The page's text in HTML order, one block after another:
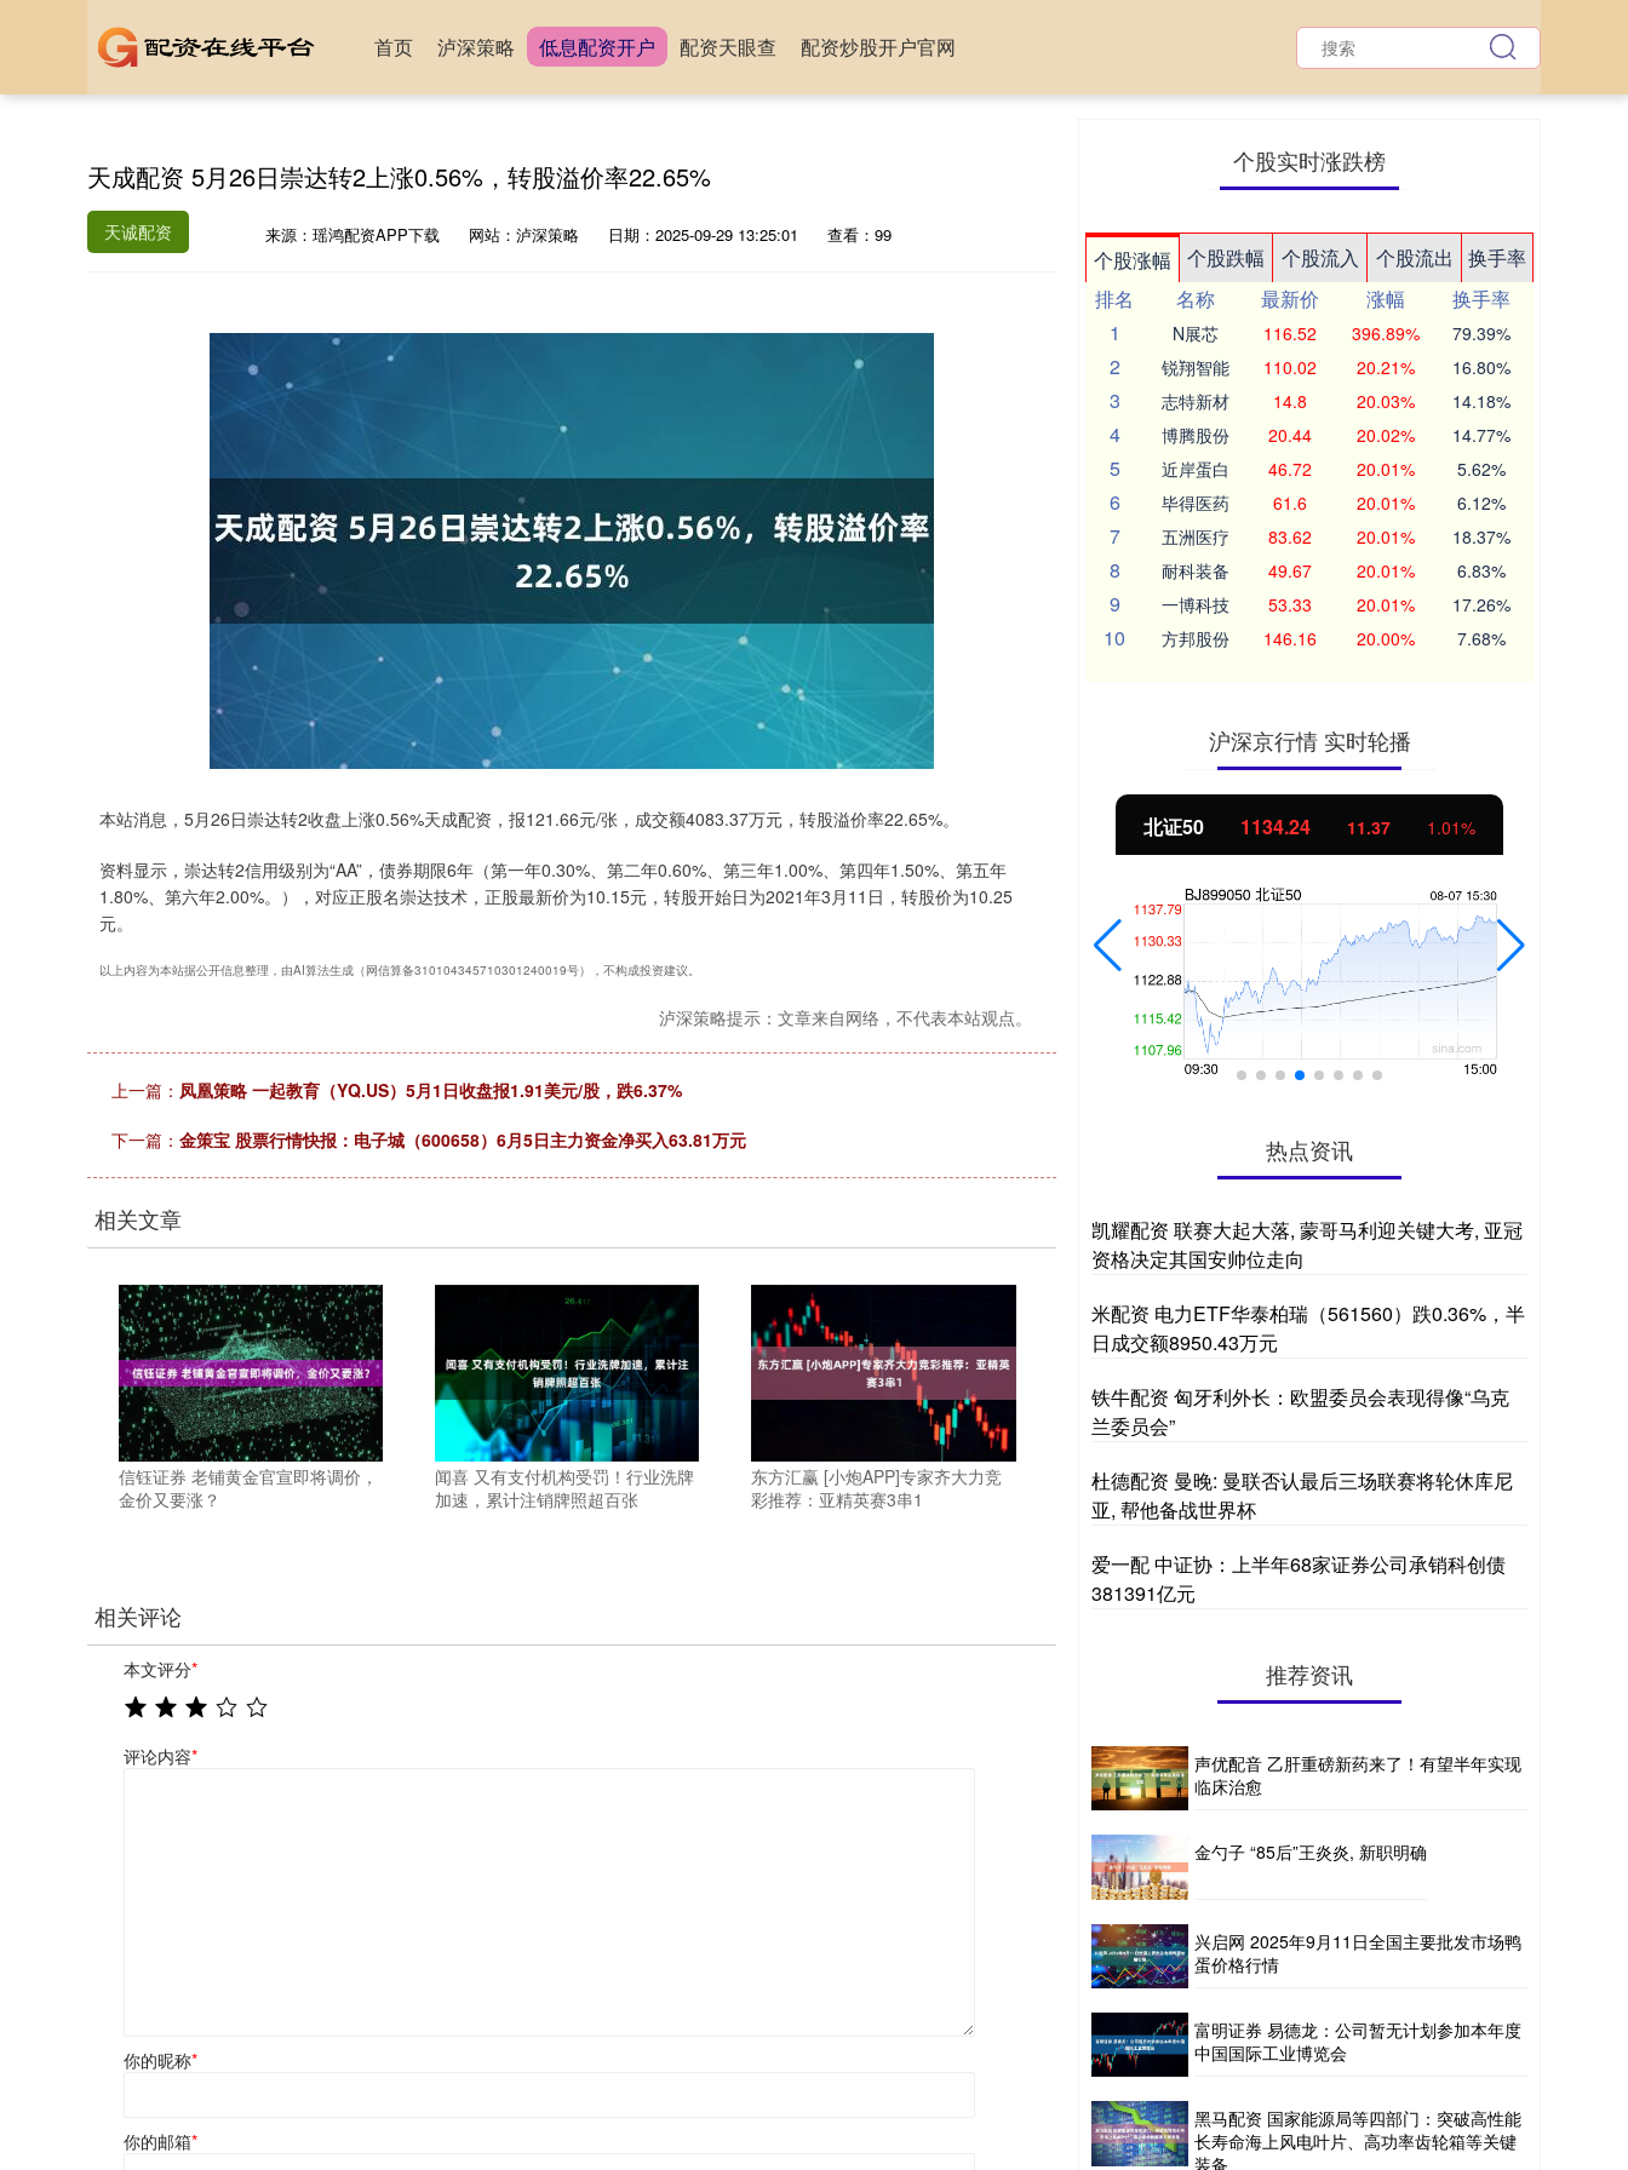
首页 泸深策略 低息配资开户 配资天眼查 配资炒股开户官网
天成配资 5月26日崇达转2上涨0.56%，转股溢价率22.65%
天诚配资 来源：瑶鸿配资APP下载 网站：泸深策略 日期：2025-09-29 13:25:01 查看：99
本站消息，5月26日崇达转2收盘上涨0.56%天成配资，报121.66元/张，成交额4083.37万元，转股溢价率22.65%。
资料显示，崇达转2信用级别为“AA”，债券期限6年（第一年0.30%、第二年0.60%、第三年1.00%、第四年1.50%、第五年
1.80%、第六年2.00%。），对应正股名崇达技术，正股最新价为10.15元，转股开始日为2021年3月11日，转股价为10.25
元。
以上内容为本站据公开信息整理，由AI算法生成（网信算备310104345710301240019号），不构成投资建议。
泸深策略提示：文章来自网络，不代表本站观点。
上一篇： 凤凰策略 一起教育（YQ.US）5月1日收盘报1.91美元/股，跌6.37%
下一篇： 金策宝 股票行情快报：电子城（600658）6月5日主力资金净买入63.81万元
相关文章
信钰证券 老铺黄金官宣即将调价，
金价又要涨？
闻喜 又有支付机构受罚！行业洗牌
加速，累计注销牌照超百张
东方汇赢 [小炮APP]专家齐大力竞
彩推荐：亚精英赛3串1
相关评论
本文评分*
评论内容*
你的昵称*
你的邮箱*
个股实时涨跌榜
个股涨幅 个股跌幅 个股流入 个股流出
换手率
排名
名称 最新价 涨幅
换手率
1
N展芯 116.52 396.89% 79.39%
2 锐翔智能 110.02 20.21% 16.80%
3 志特新材 14.8 20.03% 14.18%
4 博腾股份 20.44 20.02% 14.77%
5 近岸蛋白 46.72 20.01% 5.62%
6 毕得医药 61.6 20.01% 6.12%
7 五洲医疗 83.62 20.01% 18.37%
8 耐科装备 49.67 20.01% 6.83%
9 一博科技 53.33 20.01% 17.26%
10 方邦股份 146.16 20.00% 7.68%
沪深京行情 实时轮播
1.02% 深证成指 14311.01 200.89 1.42% 沪深300 4694.44 43.13 北证50 1134.24 11.37 1.01%
热点资讯
凯耀配资 联赛大起大落, 蒙哥马利迎关键大考, 亚冠
资格决定其国安帅位走向
米配资 电力ETF华泰柏瑞（561560）跌0.36%，半
日成交额8950.43万元
铁牛配资 匈牙利外长：欧盟委员会表现得像“乌克
兰委员会”
杜德配资 曼晚: 曼联否认最后三场联赛将轮休库尼
亚, 帮他备战世界杯
爱一配 中证协：上半年68家证券公司承销科创债
381391亿元
推荐资讯
声优配音 乙肝重磅新药来了！有望半年实现
临床治愈
金勺子 “85后”王炎炎, 新职明确
兴启网 2025年9月11日全国主要批发市场鸭
蛋价格行情
富明证券 易德龙：公司暂无计划参加本年度
中国国际工业博览会
黑马配资 国家能源局等四部门：突破高性能
长寿命海上风电叶片、高功率齿轮箱等关键
装备